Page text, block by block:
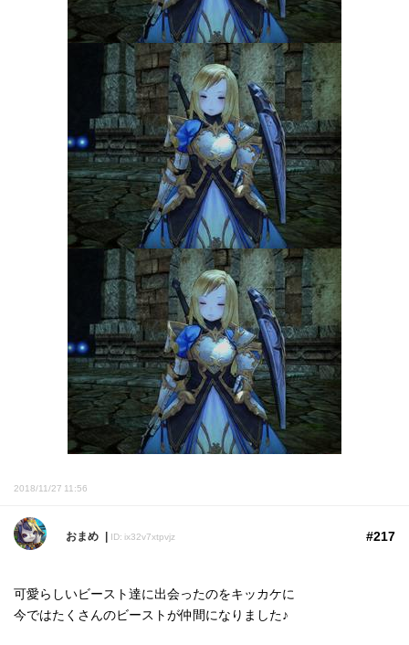
2018/11/27 11:56
おまめ ID: ix32v7xtpvjz #217
可愛らしいビースト達に出会ったのをキッカケに
今ではたくさんのビーストが仲間になりました♪